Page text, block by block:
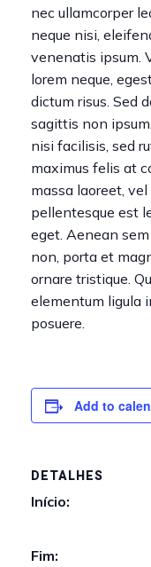
nec ullamcorper
neque nisi,
venenatis ipsum.
lorem neque,
dictum risus. Sed
sagittis non
nisi facilisis, sed
maximus felis at
massa laoreet,
pellentesque est
eget. Aenean
non, porta et
ornare tristique.
elementum ligula
posuere.
Add to
DETALHES
Início:
Fim: